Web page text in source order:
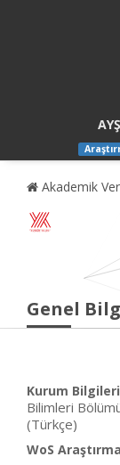
Akademik
Genel
Kurum
Bilimleri
(Türkçe)
WoS